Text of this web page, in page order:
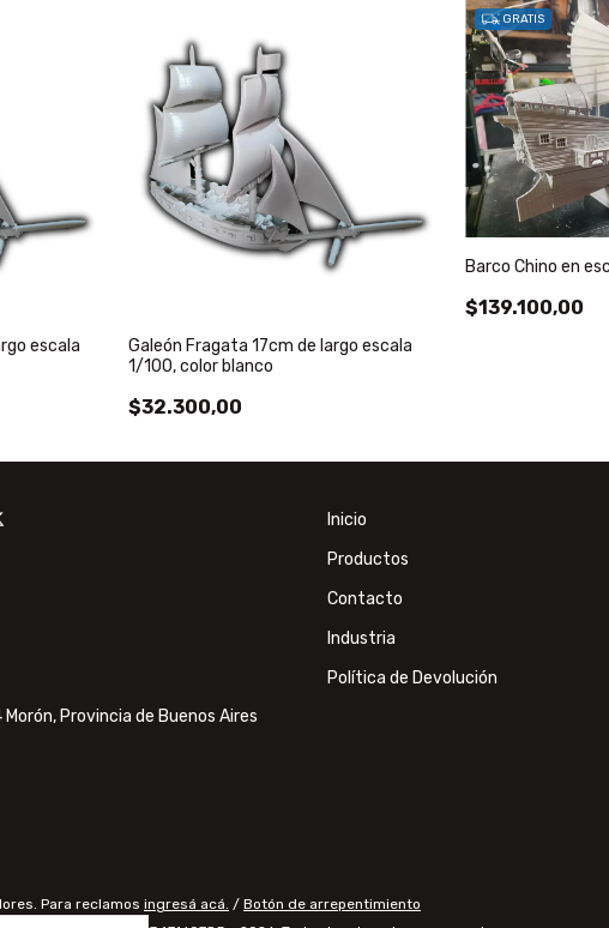
escala
Galeón Fragata 17cm de largo escala
1/100, color blanco
$32.300,00
GRATIS
Barco Chino en
$139.100,00
Provincia de Buenos Aires
Inicio
Productos
Contacto
Industria
Política de Devolución
Para reclamos ingresá acá. / Botón de arrepentimiento